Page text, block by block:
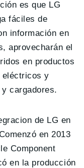
es que LG
fáciles de
información en
aprovecharán el
en productos
eléctricos y
cargadores.
de LG en
en 2013
Component
en la producción